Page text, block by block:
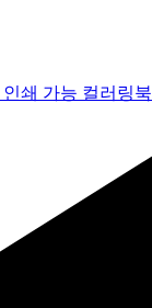
인쇄 가능 컬러링북